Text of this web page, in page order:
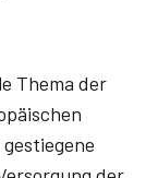
Thema der